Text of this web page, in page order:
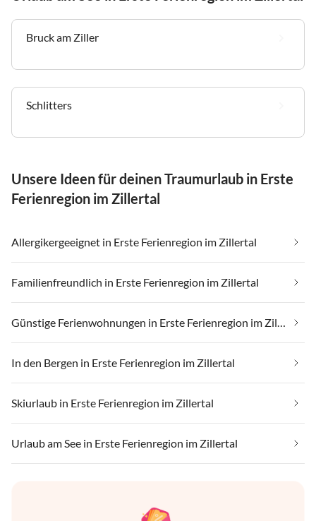
Bruck am Ziller
Schlitters
Unsere Ideen für deinen Traumurlaub in Erste
Ferienregion im Zillertal
Allergikergeeignet in Erste Ferienregion im Zillertal
Familienfreundlich in Erste Ferienregion im Zillertal
Günstige Ferienwohnungen in Erste Ferienregion im Zillertal
In den Bergen in Erste Ferienregion im Zillertal
Skiurlaub in Erste Ferienregion im Zillertal
Urlaub am See in Erste Ferienregion im Zillertal